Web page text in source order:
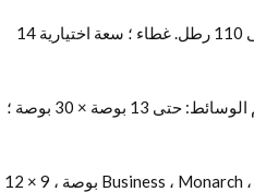
وزن الورق: قياسي 14 رطلاً. ربط إلى 110 رطل. غطاء ؛ سعة اختيارية 14
الطباعة التلقائية على الوجهين: حجم الوسائط: حتى 13 بوصة × 30 بوصة ؛
الأظرف: # 10 Business ، Monarch ، DL ، ISO-C5 ، 6 × 9 بوصة ، 9 × 12